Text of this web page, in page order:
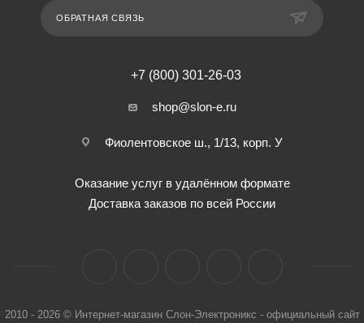
ОБРАТНАЯ СВЯЗЬ
+7 (800) 301-26-03
shop@slon-e.ru
Фиолентовское ш., 1/13, корп. У
Оказание услуг в удалённом формате
Доставка заказов по всей России
2010 - 2026 © Интернет-магазин Слон-Электроникс - официальный сайт